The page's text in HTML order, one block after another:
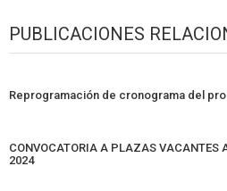
PUBLICACIONES
Reprogramación de cronograma del
CONVOCATORIA A PLAZAS VACANTES
2024